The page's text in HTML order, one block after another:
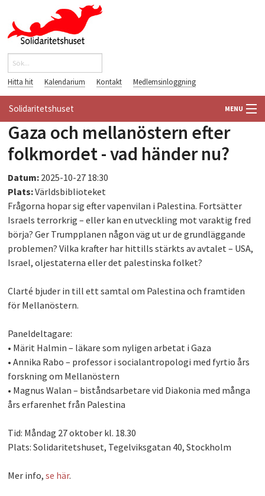
Hoppa till huvudinnehåll
Sökformulär
Hitta hit Kalendarium Kontakt Medlemsinloggning
Solidaritetshuset MENU
HEM
FÖRENINGAR
VÄRLDSBIBLIOTEKET
PÅ GÅNG
Gaza och mellanöstern efter
folkmordet - vad händer nu?
Datum: 2025-10-27 18:30
Plats:Världsbiblioteket
Frågorna hopar sig efter vapenvilan i Palestina. Fortsätter
Israels terrorkrig – eller kan en utveckling mot varaktig fred
börja? Ger Trumpplanen någon väg ut ur de grundläggande
problemen? Vilka krafter har hittills stärkts av avtalet – USA,
Israel, oljestaterna eller det palestinska folket?
Clarté bjuder in till ett samtal om Palestina och framtiden
för Mellanöstern.
Paneldeltagare:
• Märit Halmin – läkare som nyligen arbetat i Gaza
• Annika Rabo – professor i socialantropologi med fyrtio års
forskning om Mellanöstern
• Magnus Walan – biståndsarbetare vid Diakonia med många
års erfarenhet från Palestina
Tid: Måndag 27 oktober kl. 18.30
Plats: Solidaritetshuset, Tegelviksgatan 40, Stockholm
Mer info,se här.